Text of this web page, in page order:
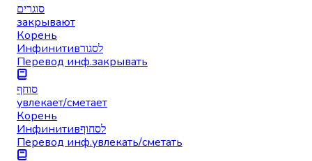
סוגרים
закрывают
Корень
Инфинитивלסגור
Перевод инф.закрывать
סוחף
увлекает/сметает
Корень
Инфинитивלסחוף
Перевод инф.увлекать/сметать